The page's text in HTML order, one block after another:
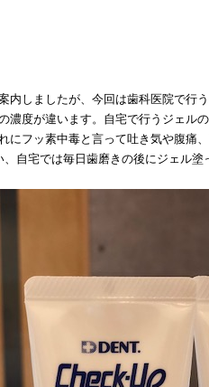
しましたが、今回は歯科医院で行
濃度が違います。自宅で行うジェル
にフッ素中毒と言って吐き気や腹痛
自宅では毎日歯磨きの後にジェル塗